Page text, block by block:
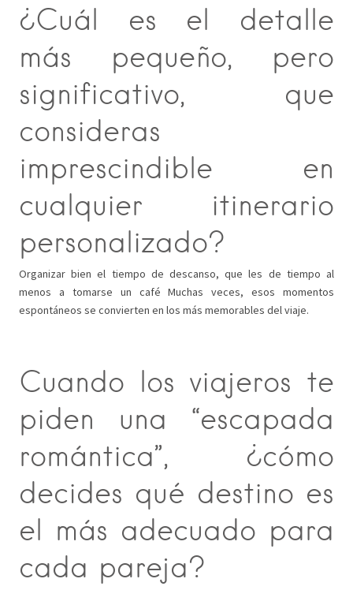
¿Cuál es el detalle
más pequeño, pero
significativo, que
consideras
imprescindible en
cualquier itinerario
personalizado?
Organizar bien el tiempo de descanso, que les de tiempo al
menos a tomarse un café Muchas veces, esos momentos
espontáneos se convierten en los más memorables del viaje.
Cuando los viajeros te
piden una “escapada
romántica”, ¿cómo
decides qué destino es
el más adecuado para
cada pareja?